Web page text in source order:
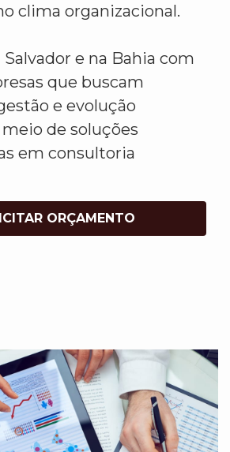
clima organizacional.
e na Bahia com
que buscam
e evolução
de soluções
em consultoria
ORÇAMENTO